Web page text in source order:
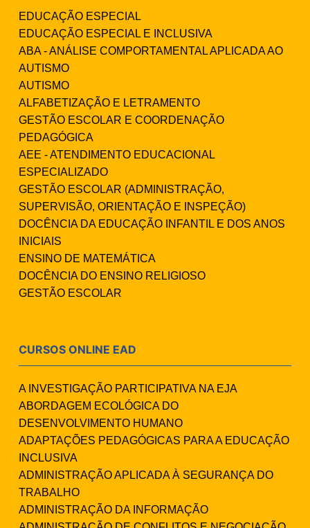
EDUCAÇÃO ESPECIAL
EDUCAÇÃO ESPECIAL E INCLUSIVA
ABA - ANÁLISE COMPORTAMENTAL APLICADA AO
AUTISMO
AUTISMO
ALFABETIZAÇÃO E LETRAMENTO
GESTÃO ESCOLAR E COORDENAÇÃO
PEDAGÓGICA
AEE - ATENDIMENTO EDUCACIONAL
ESPECIALIZADO
GESTÃO ESCOLAR (ADMINISTRAÇÃO,
SUPERVISÃO, ORIENTAÇÃO E INSPEÇÃO)
DOCÊNCIA DA EDUCAÇÃO INFANTIL E DOS ANOS
INICIAIS
ENSINO DE MATEMÁTICA
DOCÊNCIA DO ENSINO RELIGIOSO
GESTÃO ESCOLAR
CURSOS ONLINE EAD
A INVESTIGAÇÃO PARTICIPATIVA NA EJA
ABORDAGEM ECOLÓGICA DO
DESENVOLVIMENTO HUMANO
ADAPTAÇÕES PEDAGÓGICAS PARA A EDUCAÇÃO
INCLUSIVA
ADMINISTRAÇÃO APLICADA À SEGURANÇA DO
TRABALHO
ADMINISTRAÇÃO DA INFORMAÇÃO